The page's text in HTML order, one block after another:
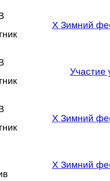
X Зимний
Участие
X Зимний
X Зимний